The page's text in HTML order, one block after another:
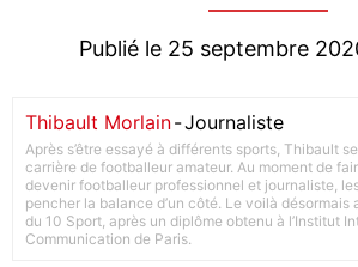
Publié le 25 septembre
Thibault Morlain-Journaliste
Après s’être essayé à différents sports, Thibault
carrière de footballeur amateur. Au moment de
devenir footballeur professionnel et journaliste,
pencher la balance d’un côté. Le voilà désormais
du 10 Sport, après un diplôme obtenu à l’Institut
Communication de Paris.